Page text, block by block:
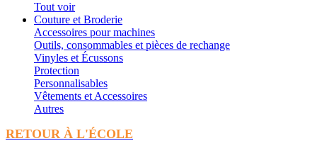
Tout voir
Couture et Broderie
Accessoires pour machines
Outils, consommables et pièces de rechange
Vinyles et Écussons
Protection
Personnalisables
Vêtements et Accessoires
Autres
RETOUR À L'ÉCOLE